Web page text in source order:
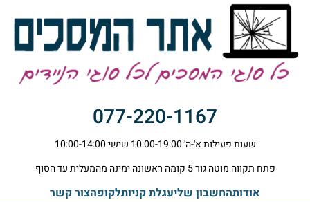
077-220-1167
שעות פעילות א'-ה' 10:00-19:00 שישי 10:00-14:00
פתח תקווה מוטה גור 5 קומה ראשונה ימינה מהמעלית עד הסוף
אודותהחשבון שליעגלת קניותלקופהצור קשר